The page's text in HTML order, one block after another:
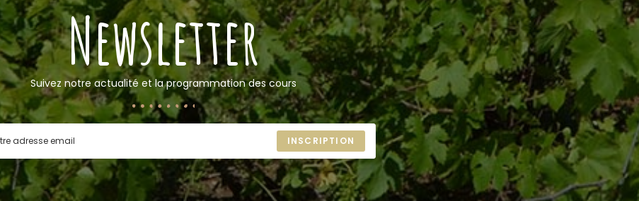
Newsletter
Suivez notre actualité et la programmation des cours
INSCRIPTION